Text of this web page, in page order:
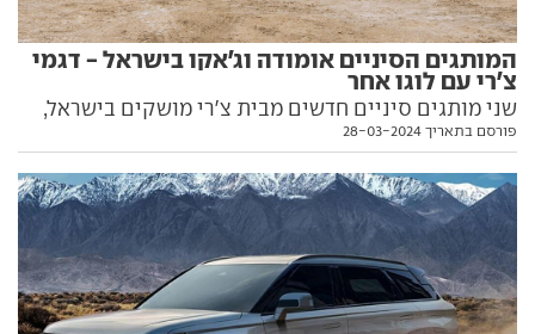
המותגים הסיניים אומודה וג'אקו בישראל - דגמי
צ'רי עם לוגו אחר
שני מותגים סיניים חדשים מבית צ'רי מושקים בישראל,
אומודה וג'אקו, תחת היבואנית כלמוביל. כל הפרטים
פורסם בתאריך 28-03-2024